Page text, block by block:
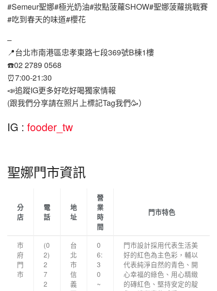
#Semeur聖娜#極光奶油#妝點菠蘿SHOW#聖娜菠蘿挑戰賽
#吃到春天的味道#櫻花
–
📍台北市南港區忠孝東路七段369號B棟1樓
☎️02 2789 0568
⏰7:00-21:30
📣追蹤IG更多好吃好喝獨家情報
(跟我們分享請在照片上標記Tag我們🥳）
IG : fooder_tw
聖娜門市資訊
分
店
電
話
地
址
營
業
時
間
門市特色
市
府
門
市
(0
2)
2
7
2
台
北
市
信
義
0
6:
3
0
~
門市設計採用代表生活美
好的紅色為主色彩，輔以
代表純淨自然的青色、開
心幸福的綠色、用心精緻
的磚紅色、堅持安定的靛